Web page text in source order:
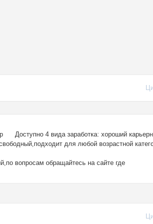
Доступно 4 вида заработка: хороший
для любой возрастной
вопросам обращайтесь на сайте где